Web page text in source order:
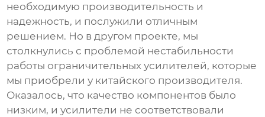
необходимую производительность и
надежность, и послужили отличным
решением. Но в другом проекте, мы
столкнулись с проблемой нестабильности
работы ограничительных усилителей, которые
мы приобрели у китайского производителя.
Оказалось, что качество компонентов было
низким, и усилители не соответствовали